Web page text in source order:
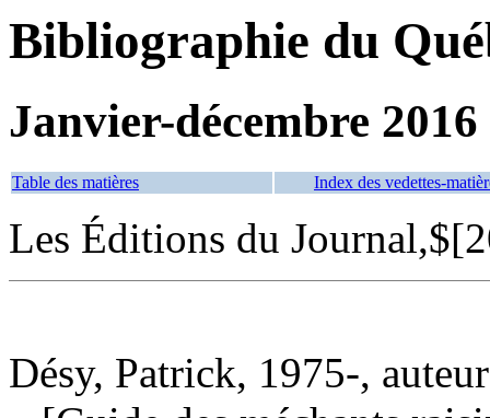
Bibliographie du
Janvier-décembre 2016
Table des matières Index des vedettes-
Les Éditions du
Désy, Patrick, 1975-, auteur